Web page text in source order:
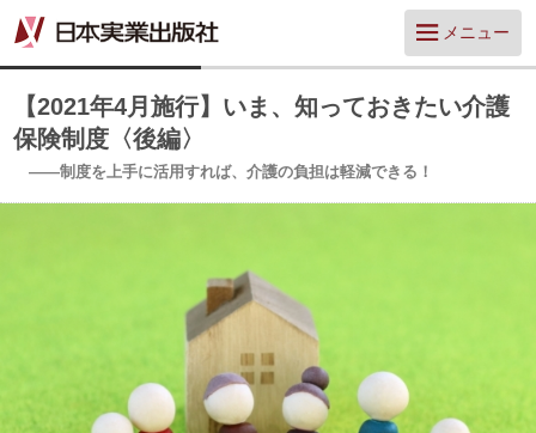
メニュー
【2021年4月施行】いま、知っておきたい介護
保険制度〈後編〉
——制度を上手に活用すれば、介護の負担は軽減できる！